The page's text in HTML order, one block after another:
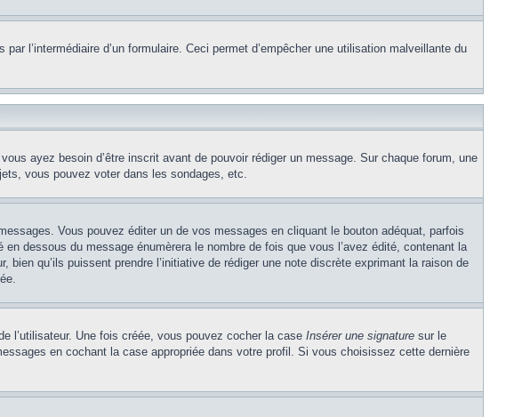
l’intermédiaire d’un formulaire. Ceci permet d’empêcher une utilisation malveillante du
ayez besoin d’être inscrit avant de pouvoir rédiger un message. Sur chaque forum, une
vous pouvez voter dans les sondages, etc.
Vous pouvez éditer un de vos messages en cliquant le bouton adéquat, parfois
dessous du message énumèrera le nombre de fois que vous l’avez édité, contenant la
bien qu’ils puissent prendre l’initiative de rédiger une note discrète exprimant la raison de
l’utilisateur. Une fois créée, vous pouvez cocher la case Insérer une signature sur le
en cochant la case appropriée dans votre profil. Si vous choisissez cette dernière